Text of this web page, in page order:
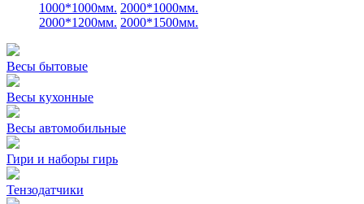
1000*1000мм. 2000*1000мм.
2000*1200мм. 2000*1500мм.
Весы бытовые
Весы кухонные
Весы автомобильные
Гири и наборы гирь
Тензодатчики